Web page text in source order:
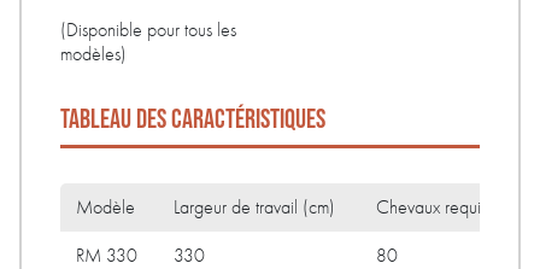
(Disponible pour tous les
modèles)
TABLEAU DES CARACTÉRISTIQUES
Modèle Largeur de travail (cm) Chevaux requis (cv)
RM 330 330 80